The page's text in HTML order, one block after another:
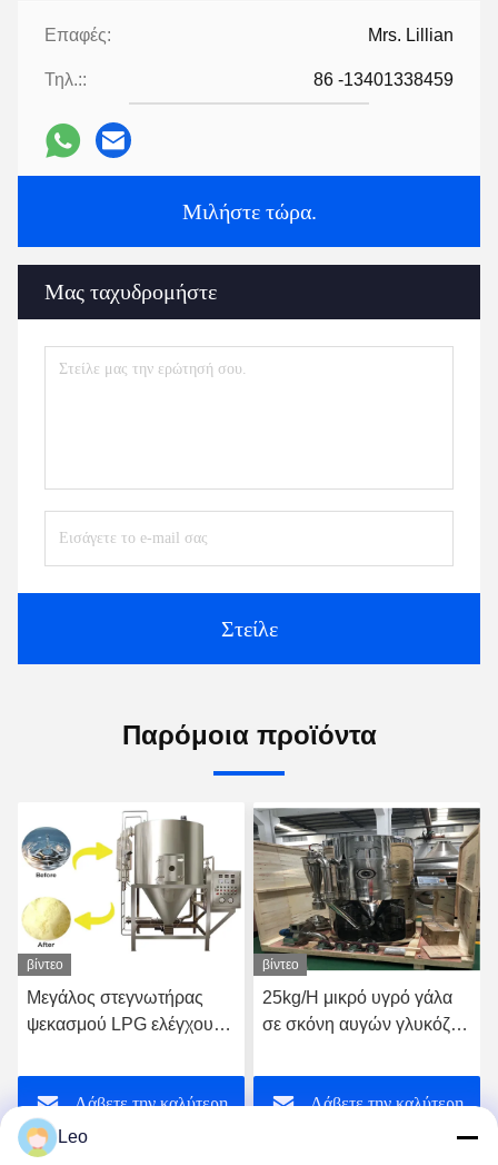
Επαφές: Mrs. Lillian
Τηλ.:: 86 -13401338459
Μιλήστε τώρα.
Μας ταχυδρομήστε
Στείλε
Παρόμοια προϊόντα
βίντεο
25kg/H μικρό υγρό γάλα
σε σκόνη αυγών γλυκόζης
ψεκασμού που
κατασκευάζει τη μηχανή
36KW
Λάβετε την καλύτερη
βίντεο
ISO9001 επικυρωμένη
αποξηραντική μηχανή
τη σκόνη στιγμιαίου καφέ
Λάβετε την καλύτερη
Leo